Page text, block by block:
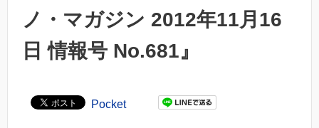
ノ・マガジン 2012年11月16
日 情報号 No.681』
Pocket